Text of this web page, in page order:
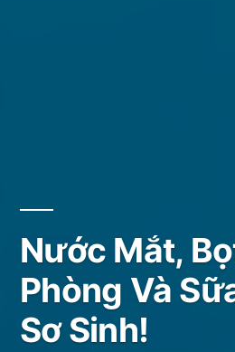
Nước Mắt,
Phòng Và
Sơ Sinh!